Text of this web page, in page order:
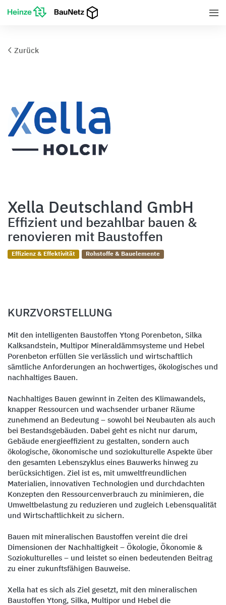
Zurück
Xella Deutschland GmbH
Effizient und bezahlbar bauen &
renovieren mit Baustoffen
Effizienz & Effektivität Rohstoffe & Bauelemente
KURZVORSTELLUNG
Mit den intelligenten Baustoffen Ytong Porenbeton, Silka
Kalksandstein, Multipor Mineraldämmsysteme und Hebel
Porenbeton erfüllen Sie verlässlich und wirtschaftlich
sämtliche Anforderungen an hochwertiges, ökologisches und
nachhaltiges Bauen.
Nachhaltiges Bauen gewinnt in Zeiten des Klimawandels,
knapper Ressourcen und wachsender urbaner Räume
zunehmend an Bedeutung – sowohl bei Neubauten als auch
bei Bestandsgebäuden. Dabei geht es nicht nur darum,
Gebäude energieeffizient zu gestalten, sondern auch
ökologische, ökonomische und soziokulturelle Aspekte über
den gesamten Lebenszyklus eines Bauwerks hinweg zu
berücksichtigen. Ziel ist es, mit umweltfreundlichen
Materialien, innovativen Technologien und durchdachten
Konzepten den Ressourcenverbrauch zu minimieren, die
Umweltbelastung zu reduzieren und zugleich Lebensqualität
und Wirtschaftlichkeit zu sichern.
Bauen mit mineralischen Baustoffen vereint die drei
Dimensionen der Nachhaltigkeit – Ökologie, Ökonomie &
Soziokulturelles – und leistet so einen bedeutenden Beitrag
zu einer zukunftsfähigen Bauweise.
Xella hat es sich als Ziel gesetzt, mit den mineralischen
Baustoffen Ytong, Silka, Multipor und Hebel die